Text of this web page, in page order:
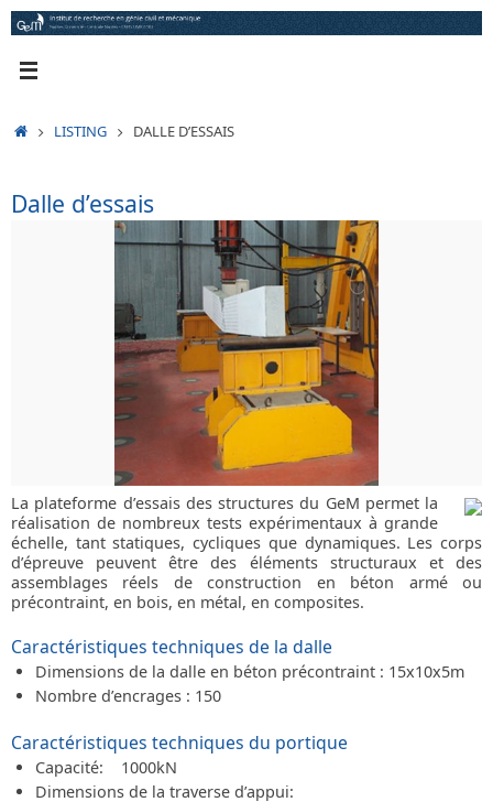
Passer
au
ACCUEIL
LISTING DALLE D’ESSAIS
Dalle d’essais
La plateforme d’essais des structures du GeM permet la
réalisation de nombreux tests expérimentaux à grande
échelle, tant statiques, cycliques que dynamiques. Les corps
d’épreuve peuvent être des éléments structuraux et des
assemblages réels de construction en béton armé ou
précontraint, en bois, en métal, en composites.
Caractéristiques techniques de la dalle
Dimensions de la dalle en béton précontraint : 15x10x5m
Nombre d’encrages : 150
Caractéristiques techniques du portique
Capacité: 1000kN
Dimensions de la traverse d’appui: